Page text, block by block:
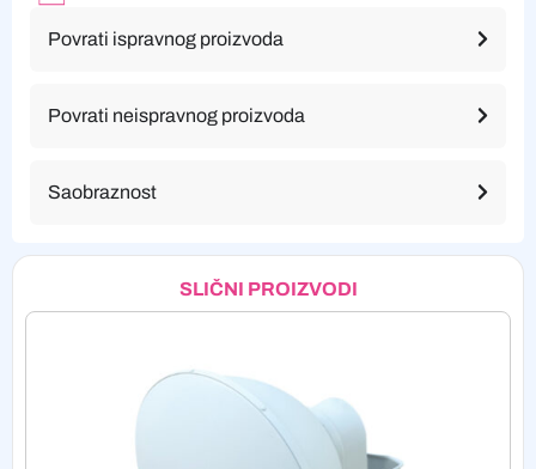
Povrati ispravnog proizvoda
Povrati neispravnog proizvoda
Saobraznost
SLIČNI PROIZVODI